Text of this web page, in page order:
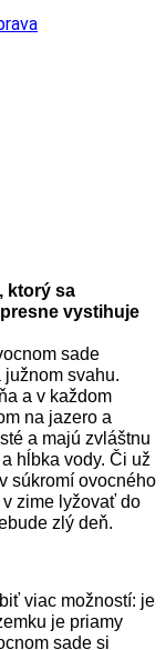
ktorý sa
vystihuje
sade
svahu.
a v každom
na jazero a
a majú zvláštnu
hĺbka vody. Či už
súkromí ovocného
zime lyžovať do
zlý deň.
viac možností: je
je priamy
sade si